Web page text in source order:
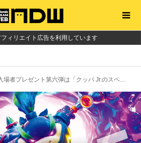
ィリエイト広告を利用しています
者プレゼント第六弾は「クッパ Jr.のスペシャル・ステッカー」！ 映画「ザ・スーパーマリオギャラクシー・ムービー」